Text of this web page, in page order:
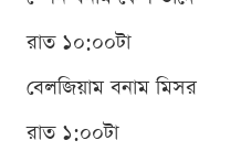
রাত ১০:০০টা
বেলজিয়াম বনাম মিসর
রাত ১:০০টা